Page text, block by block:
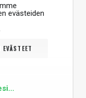
evästeiden